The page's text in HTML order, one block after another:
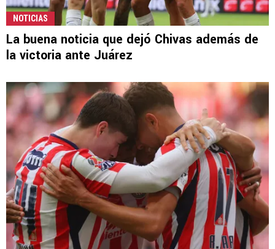
NOTICIAS
La buena noticia que dejó Chivas además de
la victoria ante Juárez